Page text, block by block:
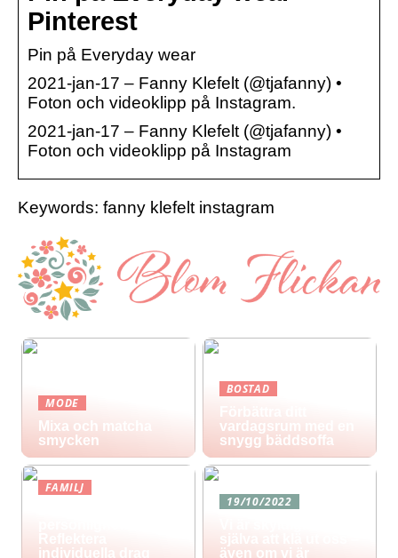
Pinterest
Pin på Everyday wear
2021-jan-17 – Fanny Klefelt (@tjafanny) •
Foton och videoklipp på Instagram.
2021-jan-17 – Fanny Klefelt (@tjafanny) •
Foton och videoklipp på Instagram
Keywords: fanny klefelt instagram
MODE
Mixa och matcha
smycken
BOSTAD
Förbättra ditt
vardagsrum med en
snygg bäddsoffa
FAMILJ
Reflektera
individuella drag
19/10/2022
även om vi är